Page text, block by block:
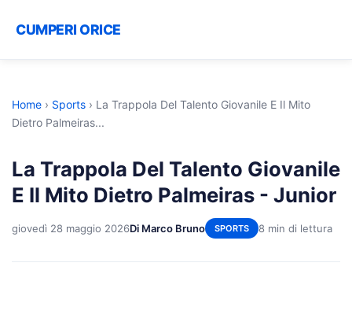
CUMPERI ORICE
Home › Sports › La Trappola Del Talento Giovanile E Il Mito
Dietro Palmeiras...
La Trappola Del Talento Giovanile
E Il Mito Dietro Palmeiras - Junior
giovedì 28 maggio 2026Di Marco Bruno SPORTS 8 min di lettura